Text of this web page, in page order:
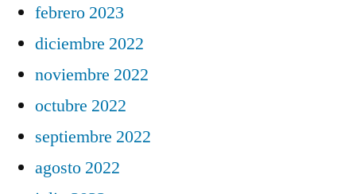
febrero 2023
diciembre 2022
noviembre 2022
octubre 2022
septiembre 2022
agosto 2022